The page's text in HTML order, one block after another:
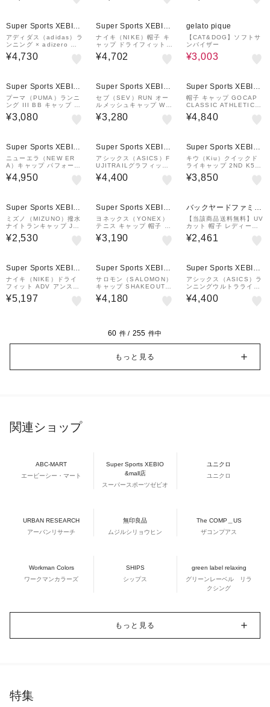
Super Sports XEBIO
&mall店
アディダス（adidas）ラ
ンニング × adizero ク
ライマクールキャップ K
ST09-KR9002
¥4,730
Super Sports XEBIO
&mall店
ナイキ（NIKE）帽子 キ
ャップ ドライフィット A
DV フライ アンストラク
チャード エアロビル エ
¥4,702
gelato pique
【CAT&DOG】ソフトサ
ンバイザー
¥3,003
Super Sports XEBIO
&mall店
プーマ（PUMA）ランニ
ング III BB キャップ 02
6169 02 WHT
¥3,080
Super Sports XEBIO
&mall店
セブ（SEV）RUN オー
ルメッシュキャップ WH
T 24SGCPKH004WHT
¥3,280
Super Sports XEBIO
&mall店
帽子 キャップ GOCAP
CLASSIC ATHLETICS
4104840012251
¥4,840
Super Sports XEBIO
&mall店
ニューエラ（NEW ER
A）キャップ パフォーマ
ンスアパレル 9TWENTY
Uchimizu NEW ERA R
¥4,950
Super Sports XEBIO
&mall店
アシックス（ASICS）F
UJITRAILグラフィック
キャップ 3013B326.00
2
¥4,400
Super Sports XEBIO
&mall店
キウ（Kiu）クイックド
ライキャップ 2ND K519
-900
¥3,850
Super Sports XEBIO
&mall店
ミズノ（MIZUNO）撥水
ナイトランキャップ J2M
W101009
¥2,530
Super Sports XEBIO
&mall店
ヨネックス（YONEX）
テニス キャップ 帽子 ユ
ニメッシュキャップ 401
07-111 速乾 UVカット
¥3,190
バックヤードファミリ
ー
【当該商品送料無料】UV
カット 帽子 レディース
日よけ 首の後ろ 通販 つ
ば広帽子 折りたたみ帽子
¥2,461
Super Sports XEBIO
&mall店
ナイキ（NIKE）ドライ
フィット ADV アンスト
ラクチャード エアロビル
エアロアダプト キャップ
¥5,197
Super Sports XEBIO
&mall店
サロモン（SALOMON）
キャップ SHAKEOUT L
C2836300
¥4,180
Super Sports XEBIO
&mall店
アシックス（ASICS）ラ
ンニングウルトラライト
キャップ 3013B177.50
0
¥4,400
60 件 / 255 件中
もっと見る
関連ショップ
ABC-MART
エービーシー・マート
Super Sports XEBIO
&mall店
スーパースポーツゼビオ
ユニクロ
ユニクロ
URBAN RESEARCH
アーバンリサーチ
無印良品
ムジルシリョウヒン
The COMP＿US
ザコンプアス
Workman Colors
ワークマンカラーズ
SHIPS
シップス
green label relaxing
グリーンレーベル リラ
クシング
もっと見る
特集